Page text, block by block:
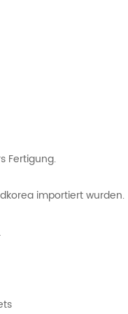
Fertigung.
importiert wurden.